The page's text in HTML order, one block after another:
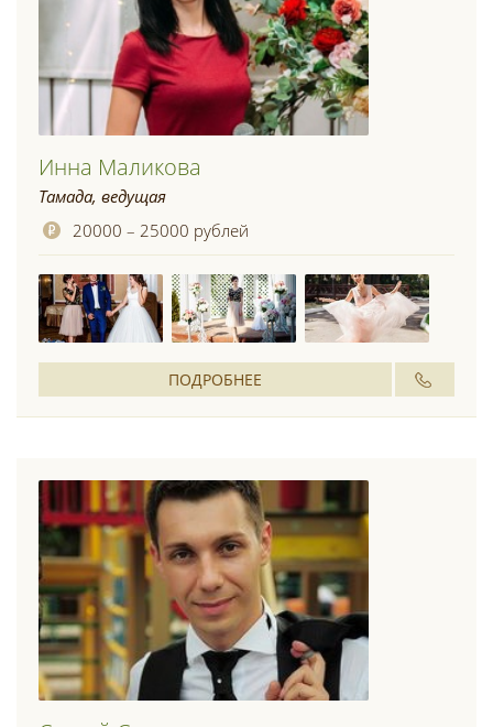
Инна Маликова
Тамада, ведущая
20000 – 25000 рублей
ПОДРОБНЕЕ